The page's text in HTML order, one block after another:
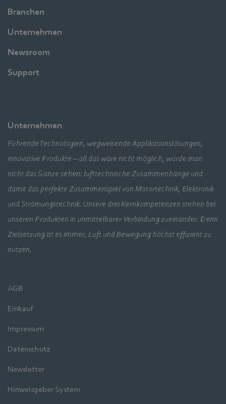
Branchen
Unternehmen
Newsroom
Support
Unternehmen
Führende Technologien, wegweisende Applikationslösungen,
innovative Produkte – all das wäre nicht möglich, würde man
nicht das Ganze sehen: lufttechnische Zusammenhänge und
damit das perfekte Zusammenspiel von Motortechnik, Elektronik
und Strömungstechnik. Unsere drei Kernkompetenzen stehen bei
unseren Produkten in unmittelbarer Verbindung zueinander. Denn
Zielsetzung ist es immer, Luft und Bewegung höchst effizient zu
nutzen.
AGB
Einkauf
Impressum
Datenschutz
Newsletter
Hinweisgeber System